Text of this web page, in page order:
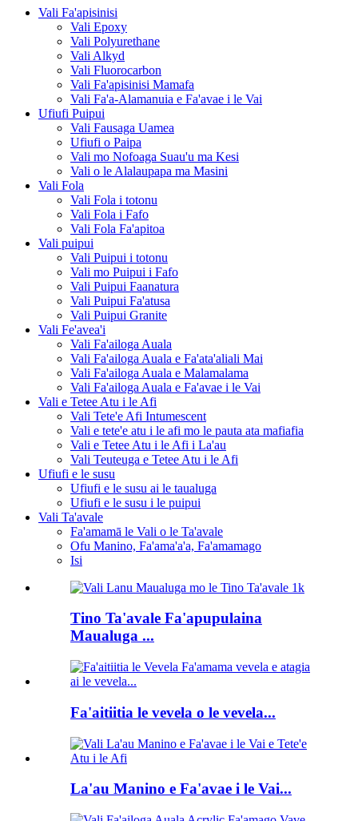
Vali Fa'apisinisi
Vali Epoxy
Vali Polyurethane
Vali Alkyd
Vali Fluorocarbon
Vali Fa'apisinisi Mamafa
Vali Fa'a-Alamanuia e Fa'avae i le Vai
Ufiufi Puipui
Vali Fausaga Uamea
Ufiufi o Paipa
Vali mo Nofoaga Suau'u ma Kesi
Vali o le Alalaupapa ma Masini
Vali Fola
Vali Fola i totonu
Vali Fola i Fafo
Vali Fola Fa'apitoa
Vali puipui
Vali Puipui i totonu
Vali mo Puipui i Fafo
Vali Puipui Faanatura
Vali Puipui Fa'atusa
Vali Puipui Granite
Vali Fe'avea'i
Vali Fa'ailoga Auala
Vali Fa'ailoga Auala e Fa'ata'aliali Mai
Vali Fa'ailoga Auala e Malamalama
Vali Fa'ailoga Auala e Fa'avae i le Vai
Vali e Tetee Atu i le Afi
Vali Tete'e Afi Intumescent
Vali e tete'e atu i le afi mo le pauta ata mafiafia
Vali e Tetee Atu i le Afi i La'au
Vali Teuteuga e Tetee Atu i le Afi
Ufiufi e le susu
Ufiufi e le susu ai le taualuga
Ufiufi e le susu i le puipui
Vali Ta'avale
Fa'amamā le Vali o le Ta'avale
Ofu Manino, Fa'ama'a'a, Fa'amamago
Isi
Tino Ta'avale Fa'apupulaina
Maualuga ...
Fa'aitiitia le vevela o le vevela...
La'au Manino e Fa'avae i le Vai...